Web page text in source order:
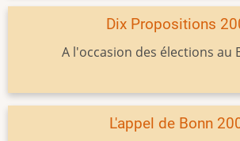
Dix Propositions
A l'occasion des élections au
L'appel de Bonn